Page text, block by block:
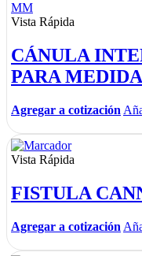
Vista Rápida
CÁNULA
PARA
Agregar a cotización
Vista Rápida
FISTULA
Agregar a cotización